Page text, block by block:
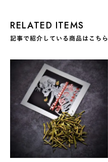
RELATED ITEMS
記事で紹介している商品はこちら